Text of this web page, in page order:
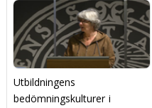
Utbildningens
bedömningskulturer i